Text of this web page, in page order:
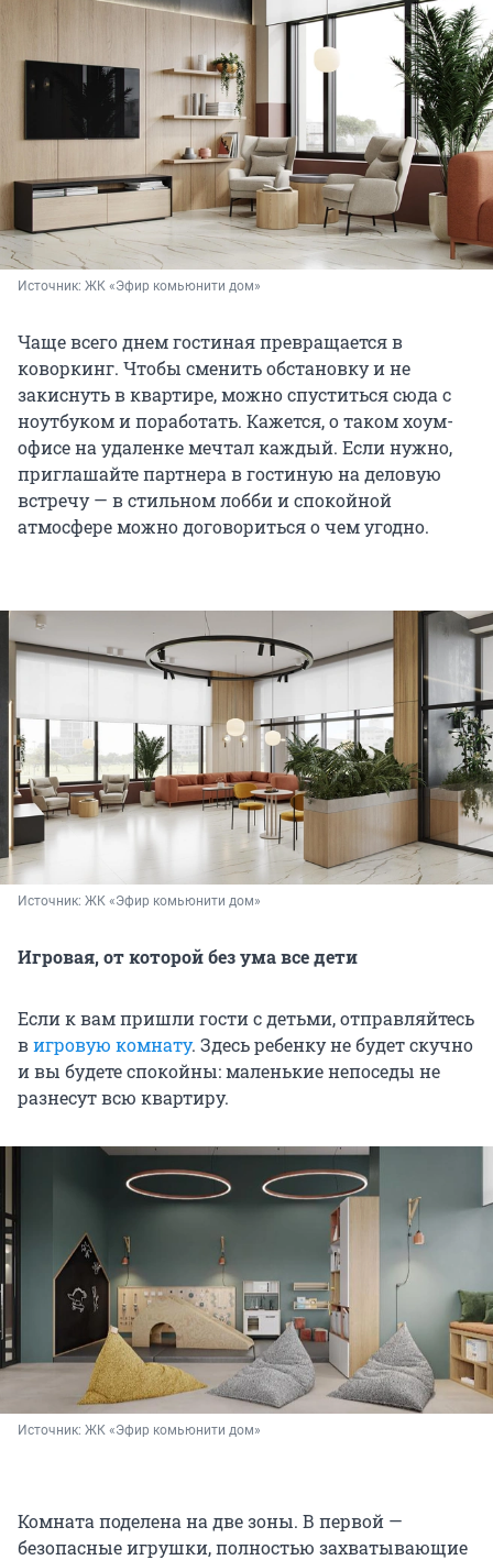
Источник: ЖК «Эфир комьюнити дом»
Чаще всего днем гостиная превращается в
коворкинг. Чтобы сменить обстановку и не
закиснуть в квартире, можно спуститься сюда с
ноутбуком и поработать. Кажется, о таком хоум-
офисе на удаленке мечтал каждый. Если нужно,
приглашайте партнера в гостиную на деловую
встречу — в стильном лобби и спокойной
атмосфере можно договориться о чем угодно.
Источник: ЖК «Эфир комьюнити дом»
Игровая, от которой без ума все дети
Если к вам пришли гости с детьми, отправляйтесь
вигровую комнату. Здесь ребенку не будет скучно
и вы будете спокойны: маленькие непоседы не
разнесут всю квартиру.
Источник: ЖК «Эфир комьюнити дом»
Комната поделена на две зоны. В первой —
безопасные игрушки, полностью захватывающие